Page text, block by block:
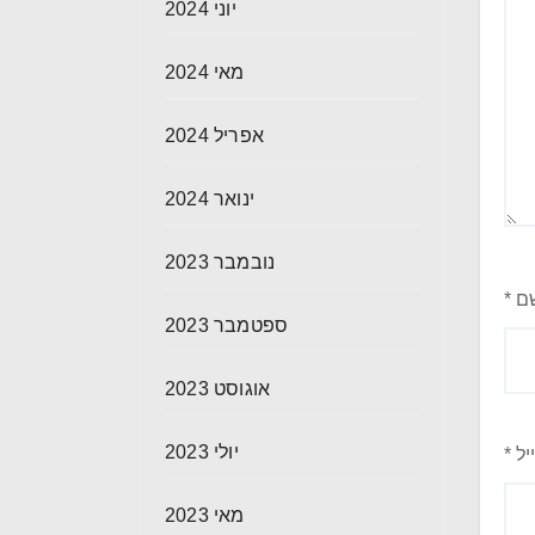
*
*
יוני 2024
מאי 2024
אפריל 2024
ינואר 2024
נובמבר 2023
ספטמבר 2023
אוגוסט 2023
יולי 2023
מאי 2023